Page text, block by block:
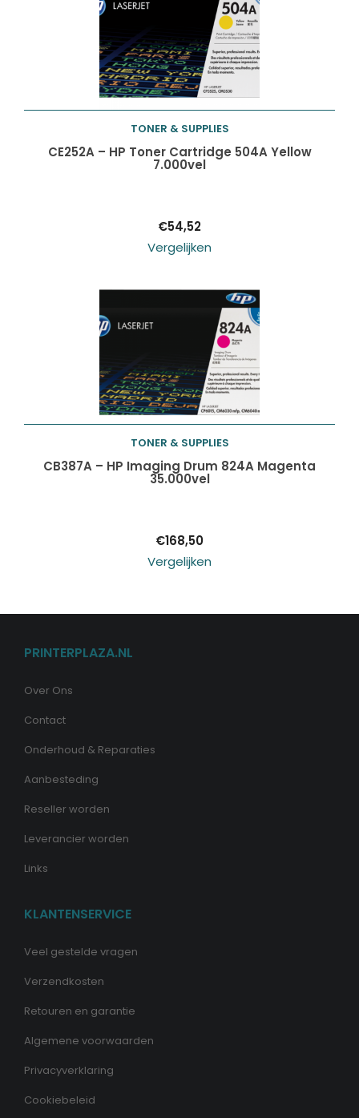
Toevoegen aan
TONER & SUPPLIES
CE252A – HP Toner Cartridge 504A Yellow
7.000vel
€54,52
Vergelijken
Toevoegen aan
TONER & SUPPLIES
CB387A – HP Imaging Drum 824A Magenta
35.000vel
€168,50
Vergelijken
PRINTERPLAZA.NL
Over Ons
Contact
Onderhoud & Reparaties
Aanbesteding
Reseller worden
Leverancier worden
Links
KLANTENSERVICE
Veel gestelde vragen
Verzendkosten
Retouren en garantie
Algemene voorwaarden
Privacyverklaring
Cookiebeleid